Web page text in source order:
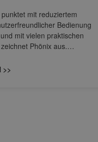
mit reduziertem
Bedienung
mit vielen praktischen
Phönix aus.…
>>